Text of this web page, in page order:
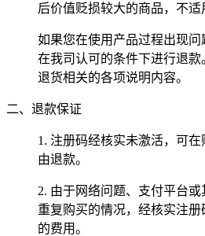
后价值贬损较大的商品，不适
如果您在使用产品过程出现
在我司认可的条件下进行退
退货相关的各项说明内容。
二、退款保证
1. 注册码经核实未激活，可
由退款。
2. 由于网络问题、支付平台
重复购买的情况，经核实注
的费用。